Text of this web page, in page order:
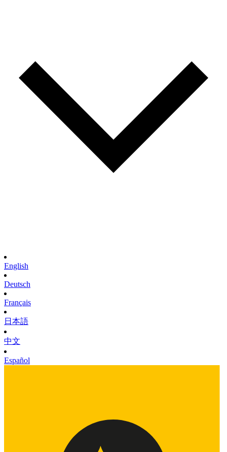
English
Deutsch
Français
日本語
中文
Español